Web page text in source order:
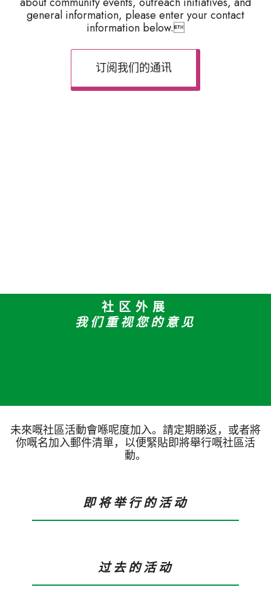
general information, please enter your contact
information below.
订阅我们的通讯
社区外展
我们重视您的意见
未來嘅社區活動會喺呢度加入。請定期睇返，或者將
你嘅名加入郵件清單，以便緊貼即將舉行嘅社區活
動。
即将举行的活动
过去的活动